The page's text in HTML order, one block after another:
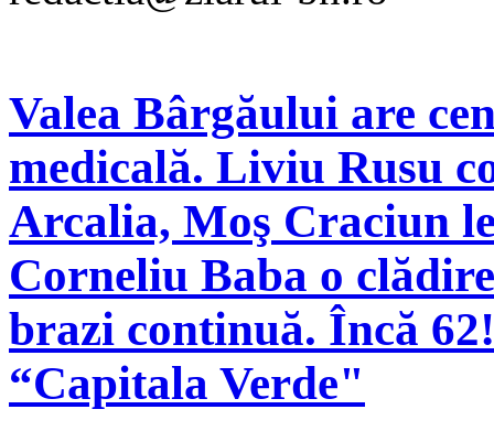
Valea Bârgăului are
medicală. Liviu Rusu
Arcalia, Moş Craciun
Corneliu Baba o
brazi continuă. Încă
“Capitala Verde"